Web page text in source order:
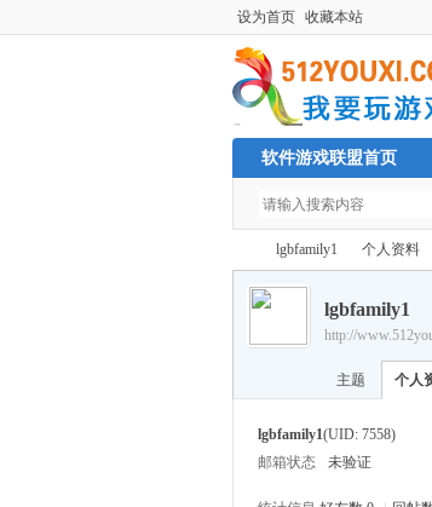
设为首页 收藏本站
软件游戏联盟首页
›
lgbfamily1 个人资料
lgbfamily1
http://
主题 个人
lgbfamily1(UID: 7558)
邮箱状态
未验证